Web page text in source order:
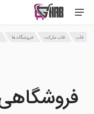
قاب قاب مارکت فروشگاه ها